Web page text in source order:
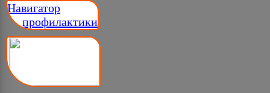
Навигатор
__ профилактики